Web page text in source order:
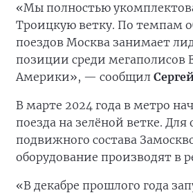
«Мы полностью
Троицкую ветку. По темпам
поездов Москва занимает
позиции среди мегаполисов
Америки», — сообщил
В марте 2024 года в метро
поезда на зелёной ветке. Для
подвижного состава
оборудование производят в
«В декабре прошлого года